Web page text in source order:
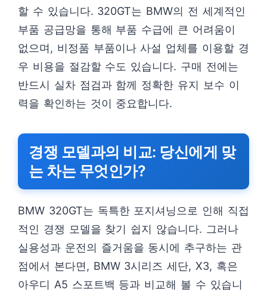
할 수 있습니다. 320GT는 BMW의 전 세계적인
부품 공급망을 통해 부품 수급에 큰 어려움이
없으며, 비정품 부품이나 사설 업체를 이용할 경
우 비용을 절감할 수도 있습니다. 구매 전에는
반드시 실차 점검과 함께 정확한 유지 보수 이
력을 확인하는 것이 중요합니다.
경쟁 모델과의 비교: 당신에게 맞
는 차는 무엇인가?
BMW 320GT는 독특한 포지셔닝으로 인해 직접
적인 경쟁 모델을 찾기 쉽지 않습니다. 그러나
실용성과 운전의 즐거움을 동시에 추구하는 관
점에서 본다면, BMW 3시리즈 세단, X3, 혹은
아우디 A5 스포트백 등과 비교해 볼 수 있습니